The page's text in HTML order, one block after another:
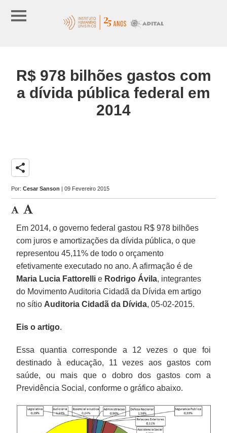
R$ 978 bilhões gastos com
a dívida pública federal em
2014
share
Por:Cesar Sanson | 09 Fevereiro 2015
Em 2014, o governo federal gastou R$ 978 bilhões
com juros e amortizações da dívida pública, o que
representou 45,11% de todo o orçamento
efetivamente executado no ano. A afirmação é de
Maria Lucia Fattorelli e Rodrigo Ávila, integrantes
do Movimento Auditoria Cidadã da Dívida em artigo
no sítio Auditoria Cidadã da Dívida, 05-02-2015.
Eis o artigo.
Essa quantia corresponde a 12 vezes o que foi
destinado à educação, 11 vezes aos gastos com
saúde, ou mais que o dobro dos gastos com a
Previdência Social, conforme o gráfico abaixo.